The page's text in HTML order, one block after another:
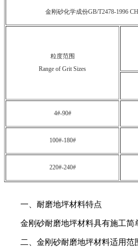
金刚砂化学成份GB/T2478-1996
粒度范围
Range of Grit Sizes
4#-90#
100#-180#
220#-240#
一、耐磨地坪材料特点
金刚砂耐磨地坪材料具有施工简单
二、金刚砂耐磨地坪材料适用范